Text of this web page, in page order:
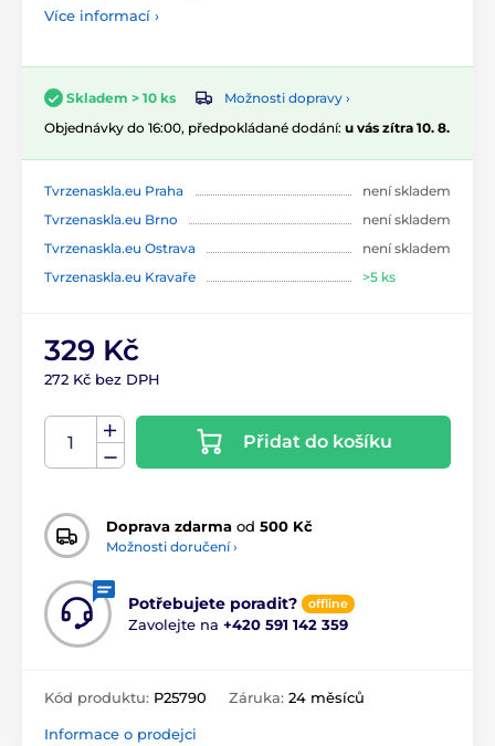
Více informací ›
Skladem > 10 ks
Možnosti dopravy ›
Objednávky do 16:00, předpokládané dodání: u vás zítra 10. 8.
Tvrzenaskla.eu Praha
není skladem
Tvrzenaskla.eu Brno
není skladem
Tvrzenaskla.eu Ostrava
není skladem
Tvrzenaskla.eu Kravaře
>5 ks
329 Kč
272 Kč bez DPH
Přidat do košíku
Doprava zdarma od 500 Kč
Možnosti doručení ›
Potřebujete poradit? offline
Zavolejte na +420 591 142 359
Kód produktu: P25790 Záruka: 24 měsíců
Informace o prodejci